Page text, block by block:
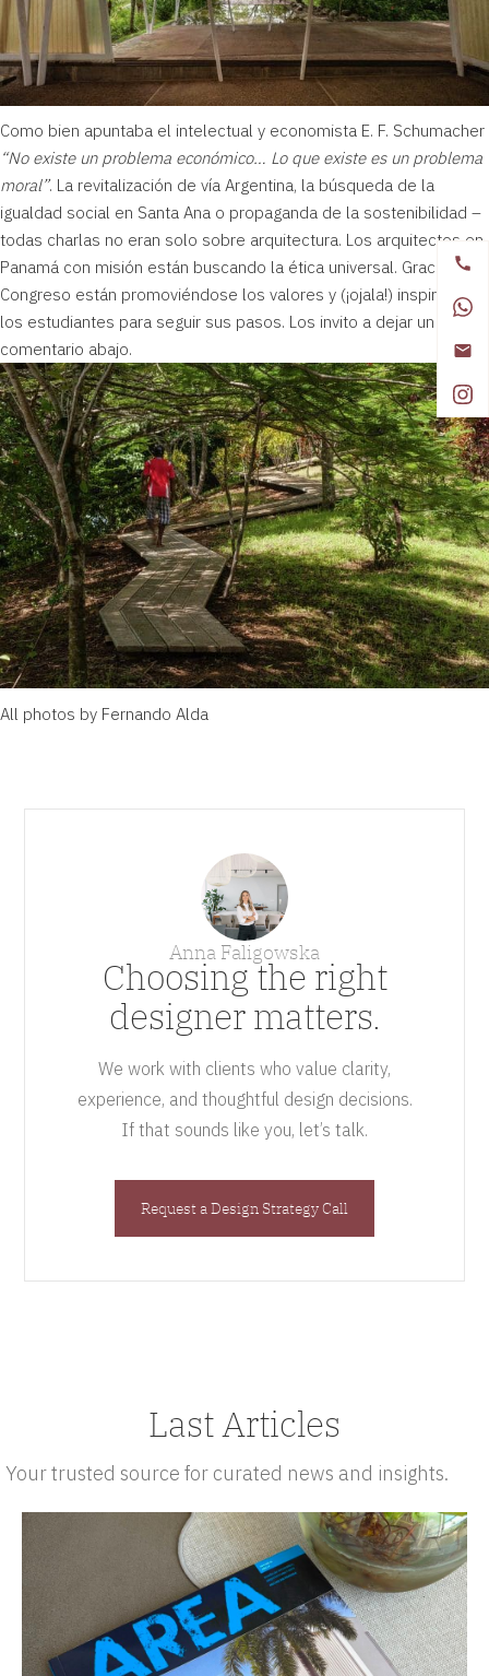
Como bien apuntaba el intelectual y economista E. F. Schumacher
“No existe un problema económico… Lo que existe es un problema
moral”. La revitalización de vía Argentina, la búsqueda de la
igualdad social en Santa Ana o propaganda de la sostenibilidad –
todas charlas no eran solo sobre arquitectura. Los arquitectos en
Panamá con misión están buscando la ética universal. Gracias al
Congreso están promoviéndose los valores y (¡ojala!) inspirando a
los estudiantes para seguir sus pasos. Los invito a dejar un
comentario abajo.
All photos by Fernando Alda
Anna Faligowska
Choosing the right
designer matters.
We work with clients who value clarity,
experience, and thoughtful design decisions.
If that sounds like you, let’s talk.
Request a Design Strategy Call
Last Articles
Your trusted source for curated news and insights.